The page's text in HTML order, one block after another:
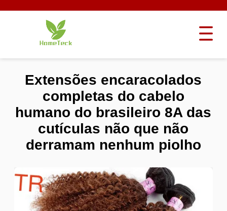
Extensões encaracolados
completas do cabelo
humano do brasileiro 8A das
cutículas não que não
derramam nenhum piolho